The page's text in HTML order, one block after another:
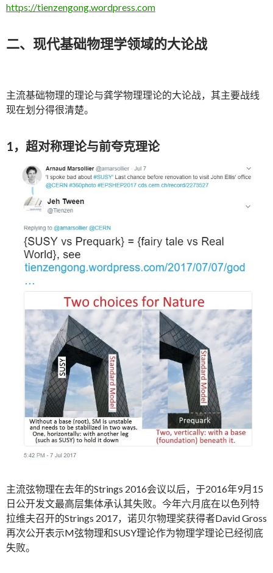
https://tienzengong.wordpress.com
二、现代基础物理学领域的大论战
主流基础物理的理论与龚学物理理论的大论战，其主要战线
现在划分得很清楚。
1，超对称理论与前夸克理论
主流弦物理在去年的Strings 2016会议以后，于2016年9月15
日公开发文最高层集体承认其失败。今年六月底在以色列特
拉维夫召开的Strings 2017，诺贝尔物理奖获得者David Gross
再次公开表示M弦物理和SUSY理论作为物理学理论已经彻底
失败。